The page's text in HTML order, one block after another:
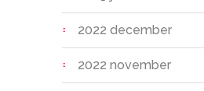
2022 december
2022 november